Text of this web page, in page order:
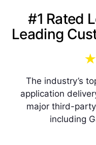
#1 Rated
Leading
The industry’s
application
major third-
including